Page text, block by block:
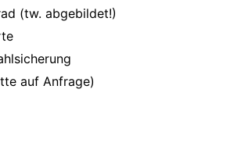
(tw. abgebildet!)
auf Anfrage)